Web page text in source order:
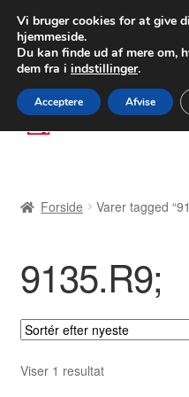
FEDEX
80 82 72 02
Spring
til
Spring
til
Betalinger
Kasse
Klage
Klageprocedure
Forside Varer tagged
9135.R9;
Viser 1 resultat
Vi bruger cookies for at give
hjemmeside.
Du kan finde ud af mere om,
dem fra i indstillinger.
Acceptere Afvise